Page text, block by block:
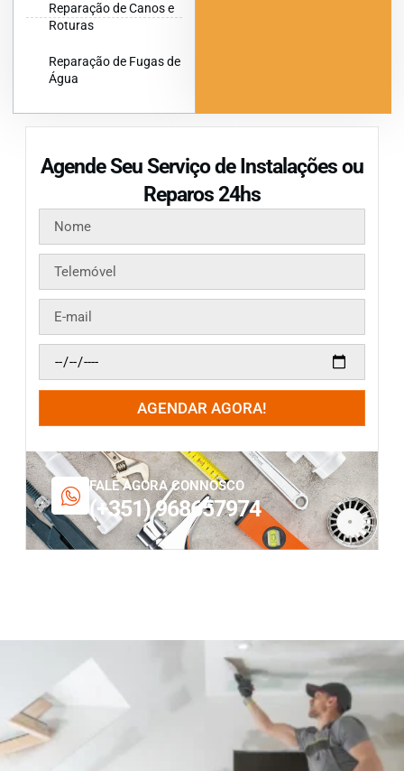
Reparação de Canos e
Roturas
Reparação de Fugas de
Água
Agende Seu Serviço de Instalações ou
Reparos 24hs
AGENDAR AGORA!
FALE AGORA CONNOSCO
(+351) 968657974